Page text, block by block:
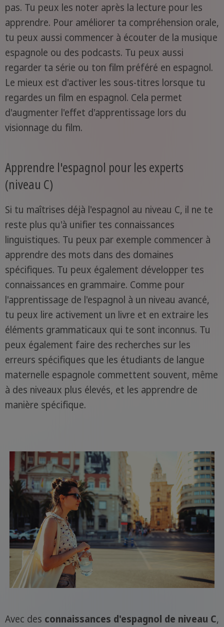
pas. Tu peux les noter après la lecture pour les
apprendre. Pour améliorer ta compréhension orale,
tu peux aussi commencer à écouter de la musique
espagnole ou des podcasts. Tu peux aussi
regarder ta série ou ton film préféré en espagnol.
Le mieux est d'activer les sous-titres lorsque tu
regardes un film en espagnol. Cela permet
d'augmenter l'effet d'apprentissage lors du
visionnage du film.
Apprendre l'espagnol pour les experts
(niveau C)
Si tu maîtrises déjà l'espagnol au niveau C, il ne te
reste plus qu'à unifier tes connaissances
linguistiques. Tu peux par exemple commencer à
apprendre des mots dans des domaines
spécifiques. Tu peux également développer tes
connaissances en grammaire. Comme pour
l'apprentissage de l'espagnol à un niveau avancé,
tu peux lire activement un livre et en extraire les
éléments grammaticaux qui te sont inconnus. Tu
peux également faire des recherches sur les
erreurs spécifiques que les étudiants de langue
maternelle espagnole commettent souvent, même
à des niveaux plus élevés, et les apprendre de
manière spécifique.
Avec des connaissances d'espagnol de niveau C,